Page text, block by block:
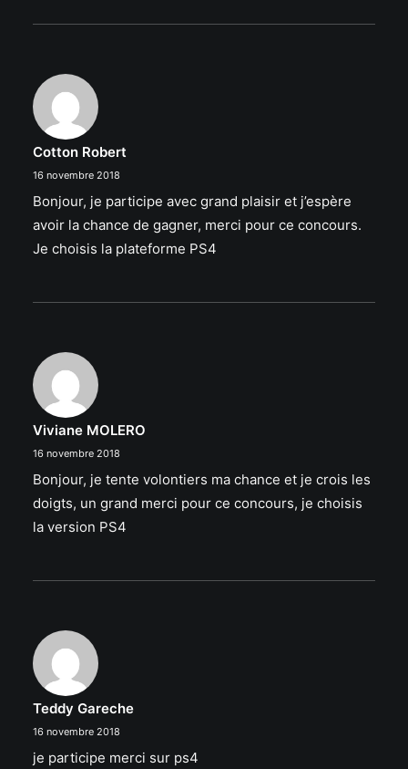
Cotton Robert
16 novembre 2018
Bonjour, je participe avec grand plaisir et j’espère
avoir la chance de gagner, merci pour ce concours.
Je choisis la plateforme PS4
Viviane MOLERO
16 novembre 2018
Bonjour, je tente volontiers ma chance et je crois les
doigts, un grand merci pour ce concours, je choisis
la version PS4
Teddy Gareche
16 novembre 2018
je participe merci sur ps4